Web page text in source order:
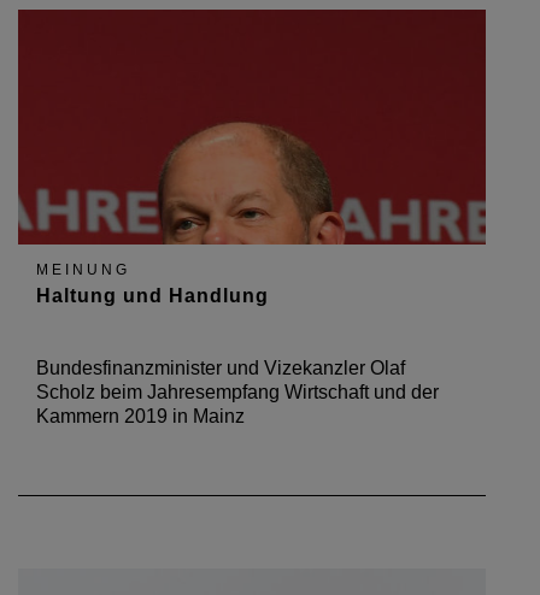
MEINUNG
Haltung und Handlung
Bundesfinanzminister und Vizekanzler Olaf
Scholz beim Jahresempfang Wirtschaft und der
Kammern 2019 in Mainz